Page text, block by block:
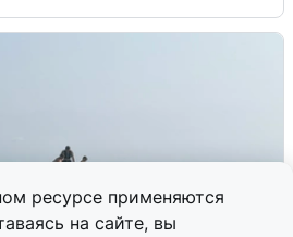
ресурсе применяются
на сайте, вы